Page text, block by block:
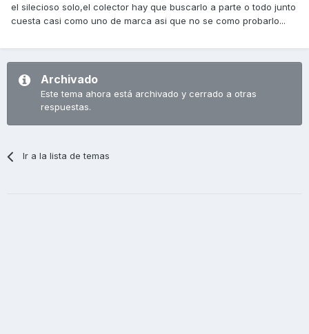
el silecioso solo,el colector hay que buscarlo a parte o todo junto
cuesta casi como uno de marca asi que no se como probarlo...
Archivado
Este tema ahora está archivado y cerrado a otras
respuestas.
Ir a la lista de temas